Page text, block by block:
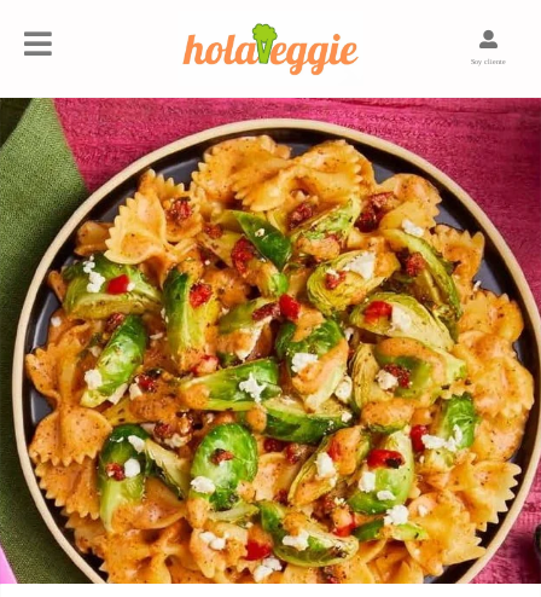
Soy cliente